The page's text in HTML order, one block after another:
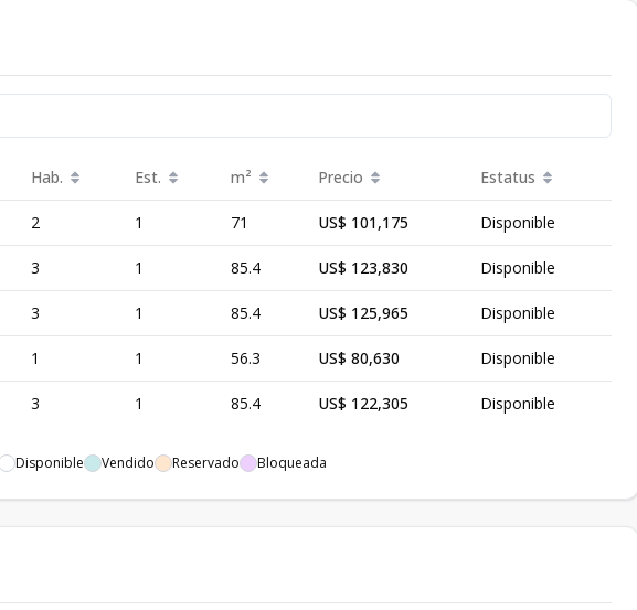
Hab. Est. m² Precio Estatus
2 1 71 US$ 101,175 Disponible
3 1 85.4 US$ 123,830 Disponible
3 1 85.4 US$ 125,965 Disponible
1 1 56.3 US$ 80,630 Disponible
3 1 85.4 US$ 122,305 Disponible
Disponible Vendido Reservado Bloqueada